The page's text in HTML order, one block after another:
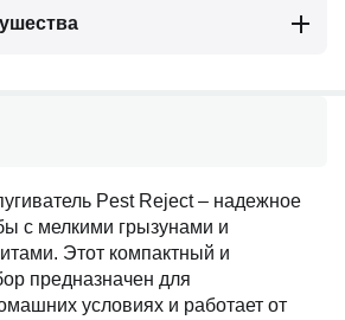
Pest Reject – надежное
с мелкими грызунами и
Этот компактный и
предназначен для
условиях и работает от